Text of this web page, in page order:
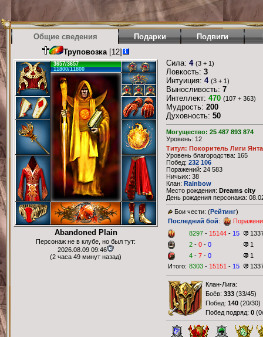
Общие сведения Подарки Подвиги
Труповозка[12]
3657/3657
11800/11800
Abandoned Plain
Персонаж не в клубе, но был тут:
2026.08.09 09:46
(2 часа 49 минут назад)
Сила: 4 (3 + 1)
Ловкость: 3
Интуиция: 4 (3 + 1)
Выносливость: 7
Интеллект: 470 (107 + 363)
Мудрость: 200
Духовность: 50
Могущество: 25 487 893 874
Уровень: 12
Титул: Покоритель Лиги
Уровень благородства: 165
Побед: 232 106
Поражений: 24 583
Ничьих: 38
Клан: Rainbow
Место рождения: Dreams city
День рождения персонажа:
Бои чести: (Рейтинг)
Последний бой:
8297 - 15144 - 15
2 - 0 - 0
1
4 - 7 - 0
1
Итого: 8303 - 15151 - 15
Клан-Лига:
Боёв: 333 (33/45)
Побед: 140 (20/30)
Побед подряд: 0 (